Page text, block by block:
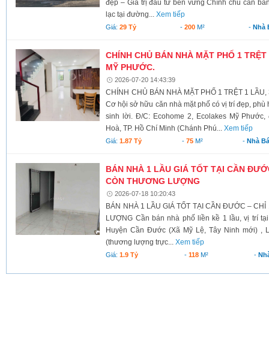
đẹp – Giá trị đầu tư bền vững Chính chủ cần
lạc tại đường...Xem tiếp
Giá:29 Tỷ -200 M² - Nhà
CHÍNH CHỦ BÁN NHÀ MẶT PHỐ 1
MỸ PHƯỚC.
2026-07-20 14:43:39
CHÍNH CHỦ BÁN NHÀ MẶT PHỐ 1 TRỆT 1
Cơ hội sở hữu căn nhà mặt phố có vị trí đẹp,
sinh lời. Đ/C: Ecohome 2, Ecolakes Mỹ
Hoà, TP. Hồ Chí Minh (Chánh Phú...Xem tiếp
Giá:1.87 Tỷ - 75M² -Nhà
BÁN NHÀ 1 LẦU GIÁ TỐT TẠI CẦN
CÒN THƯƠNG LƯỢNG
2026-07-18 10:20:43
BÁN NHÀ 1 LẦU GIÁ TỐT TẠI CẦN ĐƯỚC –
LƯỢNG Cần bán nhà phố liền kề 1 lầu, vị trí
Huyện Cần Đước (Xã Mỹ Lệ, Tây Ninh mới) ,
(thương lượng trực...Xem tiếp
Giá:1.9 Tỷ - 118M² -